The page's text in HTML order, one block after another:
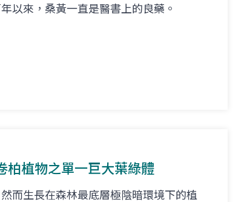
以來，桑黃一直是醫書上的良藥。
柏植物之單一巨大葉綠體
而生長在森林最底層極陰暗環境下的植